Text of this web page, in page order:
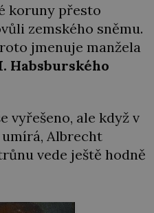
koruny přesto
zemského sněmu.
jmenuje manžela
Habsburského
vyřešeno, ale když v
Albrecht
vede ještě hodně